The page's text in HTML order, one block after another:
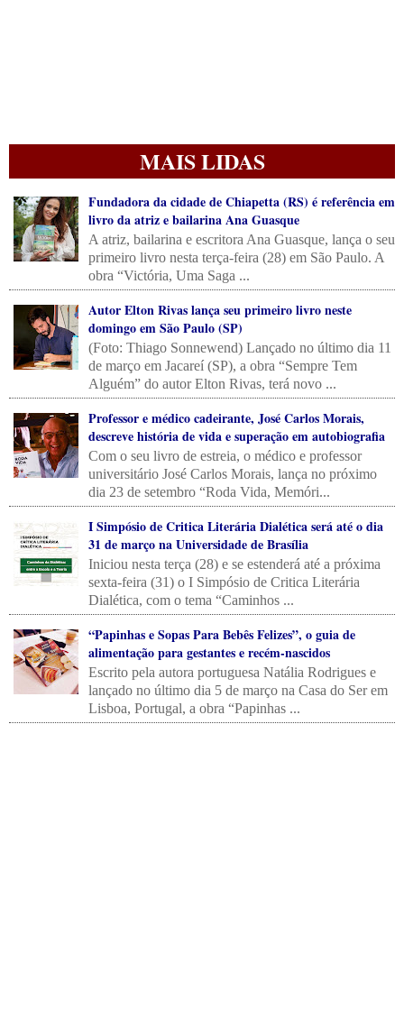
MAIS LIDAS
Fundadora da cidade de Chiapetta (RS) é referência em
livro da atriz e bailarina Ana Guasque
A atriz, bailarina e escritora Ana Guasque, lança o seu
primeiro livro nesta terça-feira (28) em São Paulo. A
obra “Victória, Uma Saga ...
Autor Elton Rivas lança seu primeiro livro neste
domingo em São Paulo (SP)
(Foto: Thiago Sonnewend) Lançado no último dia 11
de março em Jacareí (SP), a obra “Sempre Tem
Alguém” do autor Elton Rivas, terá novo ...
Professor e médico cadeirante, José Carlos Morais,
descreve história de vida e superação em autobiografia
Com o seu livro de estreia, o médico e professor
universitário José Carlos Morais, lança no próximo
dia 23 de setembro “Roda Vida, Memóri...
I Simpósio de Critica Literária Dialética será até o dia
31 de março na Universidade de Brasília
Iniciou nesta terça (28) e se estenderá até a próxima
sexta-feira (31) o I Simpósio de Critica Literária
Dialética, com o tema “Caminhos ...
“Papinhas e Sopas Para Bebês Felizes”, o guia de
alimentação para gestantes e recém-nascidos
Escrito pela autora portuguesa Natália Rodrigues e
lançado no último dia 5 de março na Casa do Ser em
Lisboa, Portugal, a obra “Papinhas ...